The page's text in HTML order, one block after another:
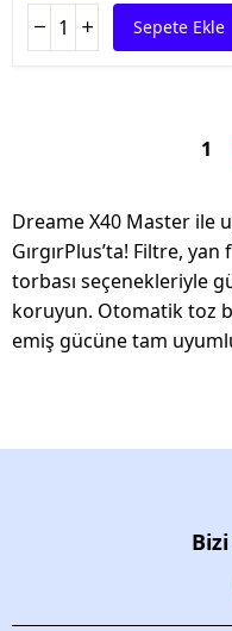
Sepete Ekle
1
Dreame X40 Master ile
GırgırPlus’ta! Filtre,
torbası seçenekleriyle
koruyun. Otomatik toz
emiş gücüne tam